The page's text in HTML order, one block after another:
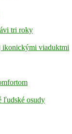
tri roky
ikonickými viaduktmi
ľudské osudy